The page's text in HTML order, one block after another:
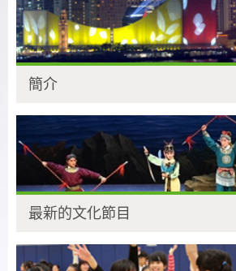
簡介
最新的文化節目